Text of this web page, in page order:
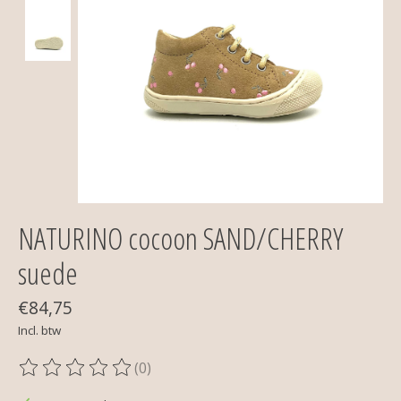
NATURINO cocoon SAND/CHERRY
suede
€84,75
Incl. btw
De beoordeling van dit product is
(0)